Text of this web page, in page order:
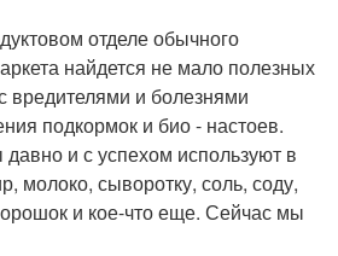
отделе обычного
найдется не мало полезных
вредителями и болезнями
подкормок и био - настоев.
и с успехом используют в
молоко, сыворотку, соль, соду,
и кое-что еще. Сейчас мы